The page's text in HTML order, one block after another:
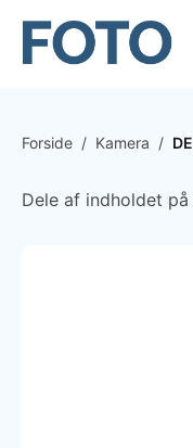
Forside / Kamera /
Dele af indholdet